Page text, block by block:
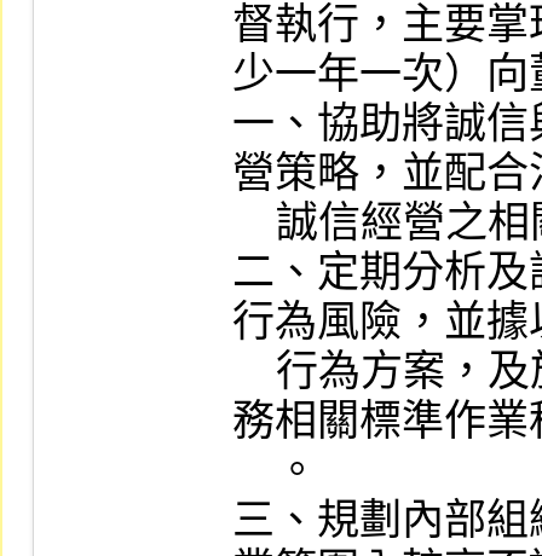
督執行，主要
少一年一次）
一、協助將誠
營策略，並配
二、定期分析
行為風險，並
務相關標準作
三、規劃內部